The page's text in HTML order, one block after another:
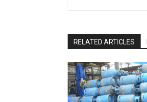
RELATED ARTICLES